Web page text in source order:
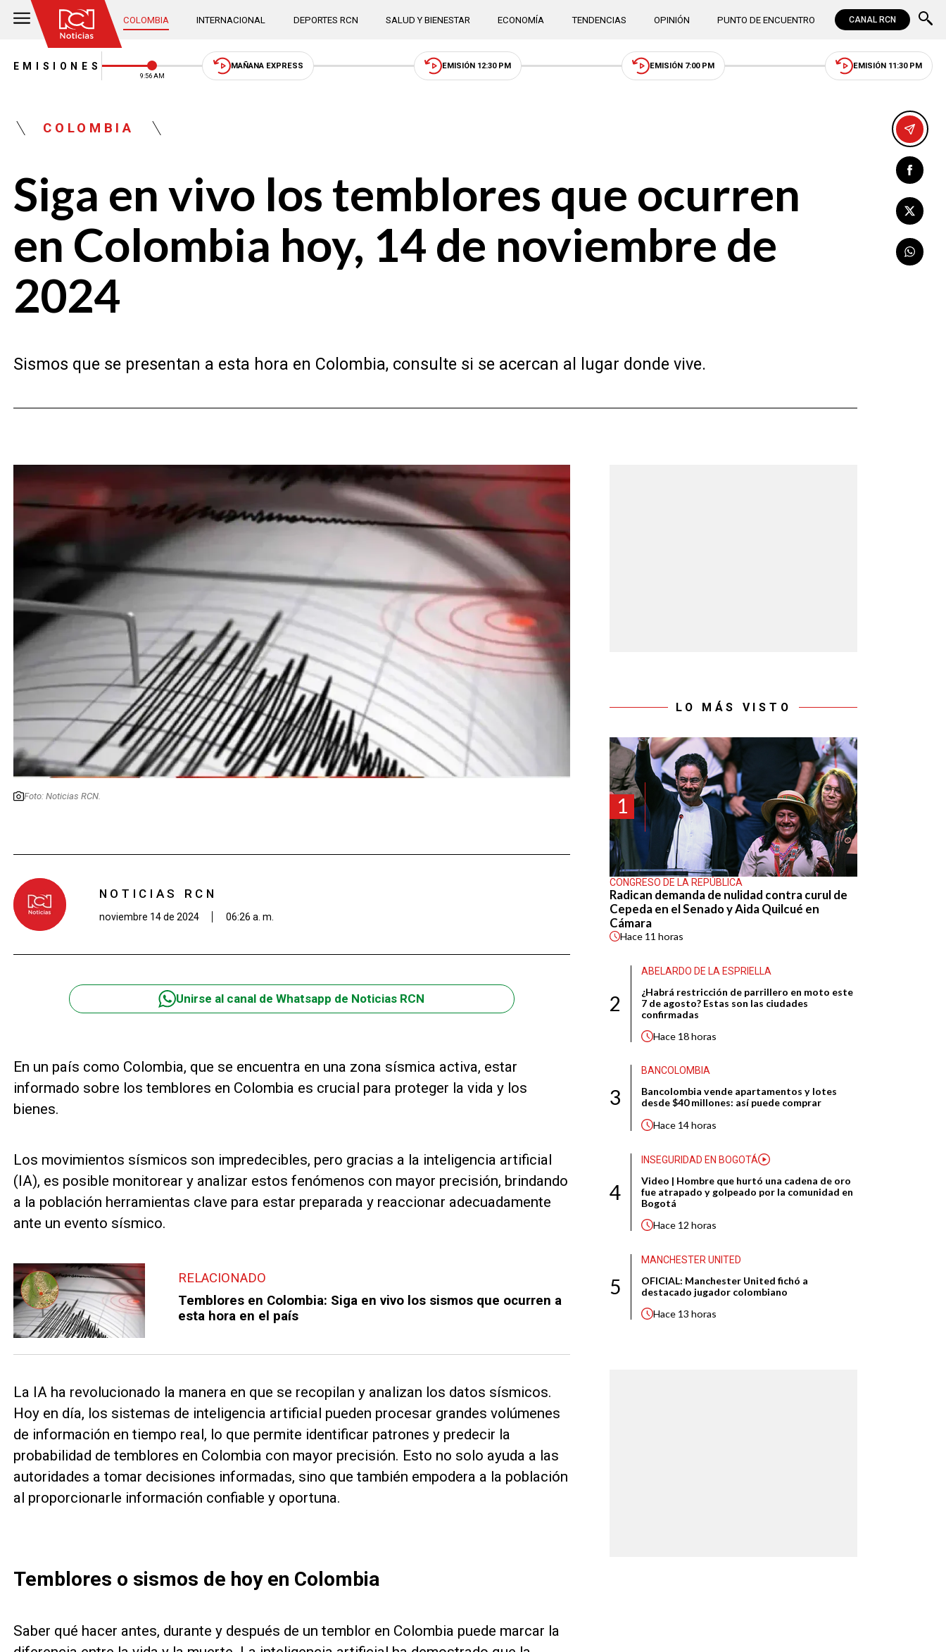
COLOMBIA INTERNACIONAL DEPORTES RCN SALUD Y BIENESTAR ECONOMÍA TENDENCIAS OPINIÓN PUNTO DE ENCUENTRO CANAL RCN
EMISIONES
9:56 AM
MAÑANA EXPRESS EMISIÓN 12:30 PM EMISIÓN 7:00 PM EMISIÓN 11:30 PM
COLOMBIA
Siga en vivo los temblores que ocurren
en Colombia hoy, 14 de noviembre de
2024
Sismos que se presentan a esta hora en Colombia, consulte si se acercan al lugar donde vive.
Foto: Noticias RCN.
NOTICIAS RCN
noviembre 14 de 2024 06:26 a. m.
Unirse al canal de Whatsapp de Noticias RCN
En un país como Colombia, que se encuentra en una zona sísmica activa, estar
informado sobre los temblores en Colombia es crucial para proteger la vida y los
bienes.
Los movimientos sísmicos son impredecibles, pero gracias a la inteligencia artificial
(IA), es posible monitorear y analizar estos fenómenos con mayor precisión, brindando
a la población herramientas clave para estar preparada y reaccionar adecuadamente
ante un evento sísmico.
RELACIONADO
Temblores en Colombia: Siga en vivo los sismos que ocurren a
esta hora en el país
La IA ha revolucionado la manera en que se recopilan y analizan los datos sísmicos.
Hoy en día, los sistemas de inteligencia artificial pueden procesar grandes volúmenes
de información en tiempo real, lo que permite identificar patrones y predecir la
probabilidad de temblores en Colombia con mayor precisión. Esto no solo ayuda a las
autoridades a tomar decisiones informadas, sino que también empodera a la población
al proporcionarle información confiable y oportuna.
Temblores o sismos de hoy en Colombia
Saber qué hacer antes, durante y después de un temblor en Colombia puede marcar la
LO MÁS VISTO
1
CONGRESO DE LA REPÚBLICA
Radican demanda de nulidad contra curul de
Cepeda en el Senado y Aida Quilcué en
Cámara
Hace 11 horas
2
ABELARDO DE LA ESPRIELLA
¿Habrá restricción de parrillero en moto este
7 de agosto? Estas son las ciudades
confirmadas
Hace 18 horas
3
BANCOLOMBIA
Bancolombia vende apartamentos y lotes
desde $40 millones: así puede comprar
Hace 14 horas
4
INSEGURIDAD EN BOGOTÁ
Video | Hombre que hurtó una cadena de oro
fue atrapado y golpeado por la comunidad en
Bogotá
Hace 12 horas
5
MANCHESTER UNITED
OFICIAL: Manchester United fichó a
destacado jugador colombiano
Hace 13 horas